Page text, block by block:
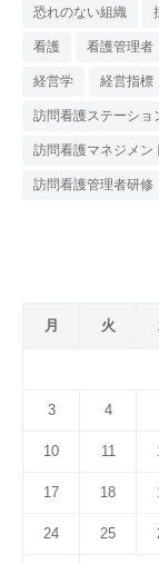
恐れのない組織
看護 看護管理者
経営学 経営指標
訪問看護ステーショ
訪問看護マネジメン
訪問看護管理者研修
月 火
3 4
10 11
17 18
24 25